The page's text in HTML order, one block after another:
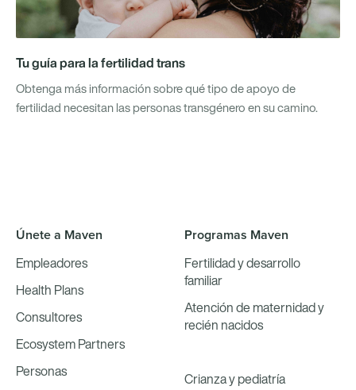
Tu guía para la fertilidad trans
Obtenga más información sobre qué tipo de apoyo de
fertilidad necesitan las personas transgénero en su camino.
Únete a Maven
Empleadores
Health Plans
Consultores
Ecosystem Partners
Personas
Programas Maven
Fertilidad y desarrollo
familiar
Atención de maternidad y
recién nacidos
Crianza y pediatría